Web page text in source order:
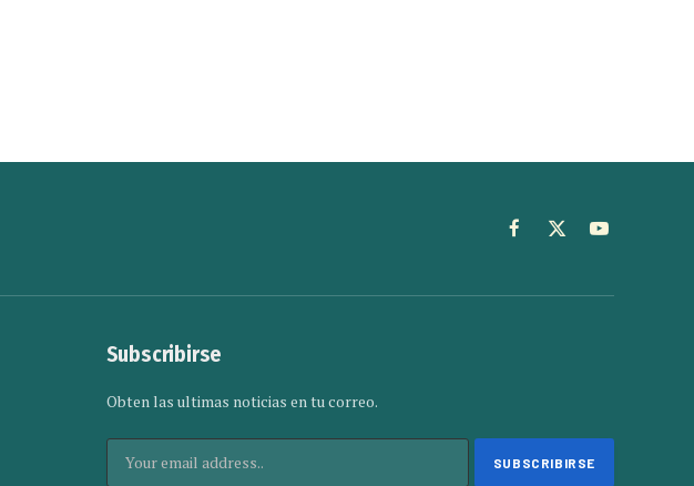
Facebook
X
YouTube
Subscribirse
Obten las ultimas noticias en tu correo.